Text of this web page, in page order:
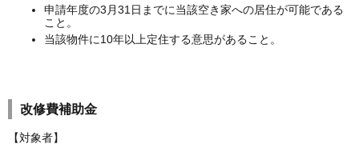
申請年度の3月31日までに当該空き家への居住が可能である
こと。
当該物件に10年以上定住する意思があること。
改修費補助金
【対象者】